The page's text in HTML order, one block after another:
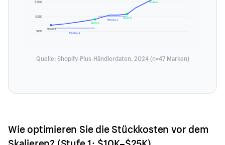
$0K
$25K
$50K
Monat 1
Stufe 2
Stufe 3
Stufe 4
Plateau 1
Plateau 2
Quelle: Shopify-Plus-Händlerdaten, 2024 (n=47 Marken)
Wie optimieren Sie die Stückkosten vor dem